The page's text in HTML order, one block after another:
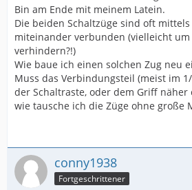
Bin am Ende mit meinem Latein.
Die beiden Schaltzüge sind oft
miteinander verbunden (vielleicht
verhindern?!)
Wie baue ich einen solchen Zug neu
Muss das Verbindungsteil (meist im
der Schaltraste, oder dem Griff
wie tausche ich die Züge ohne große
conny1938
Fortgeschrittener